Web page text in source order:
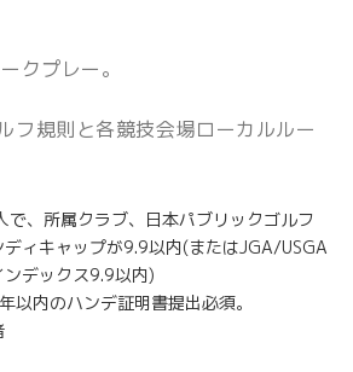
クプレー。
フ規則と各競技会場ローカルルー
で、所属クラブ、日本パブリックゴルフ
ィキャップが9.9以内(またはJGA/USGA
デックス9.9以内)
内のハンデ証明書提出必須。